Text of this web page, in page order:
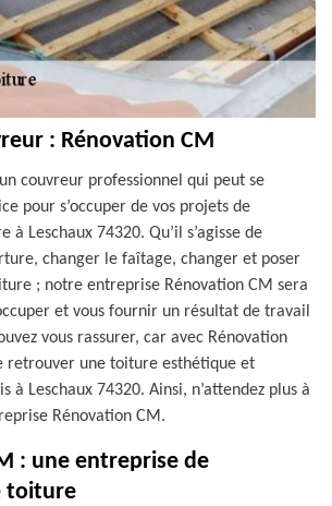
: Rénovation CM
couvreur professionnel qui peut se
pour s’occuper de vos projets de
à Leschaux 74320. Qu’il s’agisse de
changer le faîtage, changer et poser
; notre entreprise Rénovation CM sera
et vous fournir un résultat de travail
vous rassurer, car avec Rénovation
retrouver une toiture esthétique et
à Leschaux 74320. Ainsi, n’attendez plus à
Rénovation CM.
: une entreprise de
toiture